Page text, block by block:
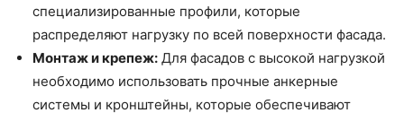
специализированные профили, которые
распределяют нагрузку по всей поверхности фасада.
Монтаж и крепеж: Для фасадов с высокой нагрузкой
необходимо использовать прочные анкерные
системы и кронштейны, которые обеспечивают